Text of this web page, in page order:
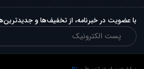
با عضویت در خبرنامه، از تخفیف‌ها و